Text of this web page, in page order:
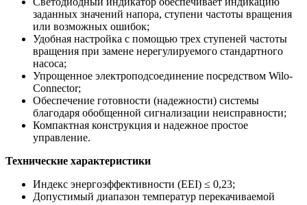
заданных значений напора, ступени частоты вращения
или возможных ошибок;
Удобная настройка с помощью трех ступеней частоты
вращения при замене нерегулируемого стандартного
насоса;
Упрощенное электроподсоединение посредством Wilo-
Connector;
Обеспечение готовности (надежности) системы
благодаря обобщенной сигнализации неисправности;
Компактная конструкция и надежное простое
управление.
Технические характеристики
Индекс энергоэффективности (EEI) ≤ 0,23;
Допустимый диапазон температур перекачиваемой